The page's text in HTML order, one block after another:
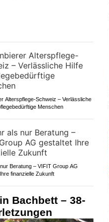
Alterspflege-Schweiz – Verlässliche
Menschen
Beratung – VIFIT Group AG
finanzielle Zukunft
Bachbett – 38-